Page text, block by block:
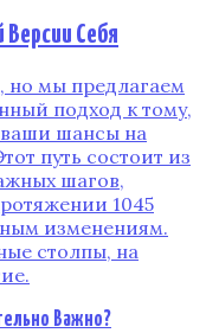
Себя
но мы предлагаем
подход к тому,
ваши шансы на
путь состоит из
шагов,
1045
изменениям.
столпы, на
Важно?